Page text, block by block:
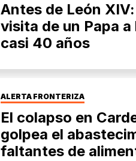
Antes de León
visita de un Papa
casi 40 años
ALERTA FRONTERIZA
El colapso en
golpea el
faltantes de